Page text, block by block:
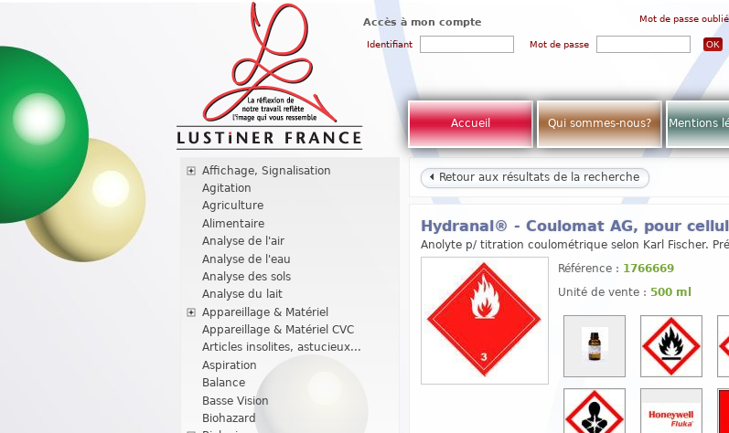
Accès à mon compte Mot de passe
Identifiant Mot de passe
Accueil Qui sommes-nous? Mentions
Affichage, Signalisation
Agitation
Agriculture
Alimentaire
Analyse de l'air
Analyse de l'eau
Analyse des sols
Analyse du lait
Appareillage & Matériel
Appareillage & Matériel CVC
Articles insolites, astucieux...
Aspiration
Balance
Basse Vision
Biohazard
Retour aux résultats de la recherche
Hydranal® - Coulomat AG, pour
Anolyte p/ titration coulométrique selon Karl Fischer.
Référence : 1766669
Unité de vente : 500 ml